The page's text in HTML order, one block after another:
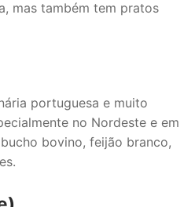
mas também tem pratos
portuguesa e muito
no Nordeste e em
bovino, feijão branco,